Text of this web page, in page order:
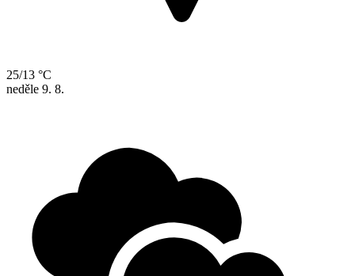
25/13 °C
neděle 9. 8.